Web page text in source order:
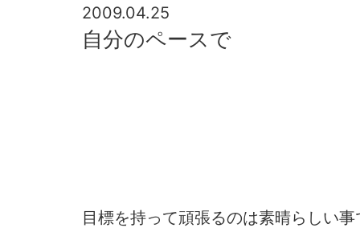
2009.04.25
自分のペースで
目標を持って頑張るのは素晴らしい